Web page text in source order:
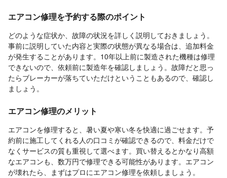
エアコン修理を予約する際のポイント
どのような症状か、故障の状況を詳しく説明しておきましょう。
事前に説明していた内容と実際の状態が異なる場合は、追加料金
が発生することがあります。10年以上前に製造された機種は修理
できないので、依頼前に製造年を確認しましょう。故障だと思っ
たらブレーカーが落ちていただけということもあるので、確認し
ましょう。
エアコン修理のメリット
エアコンを修理すると、暑い夏や寒い冬を快適に過ごせます。予
約前に施工してくれる人の口コミが確認できるので、料金だけで
なくサービスの質も重視して選べます。買い替えるとかなり高額
なエアコンも、数万円で修理できる可能性があります。エアコン
が壊れたら、まずはプロにエアコン修理を依頼しましょう。